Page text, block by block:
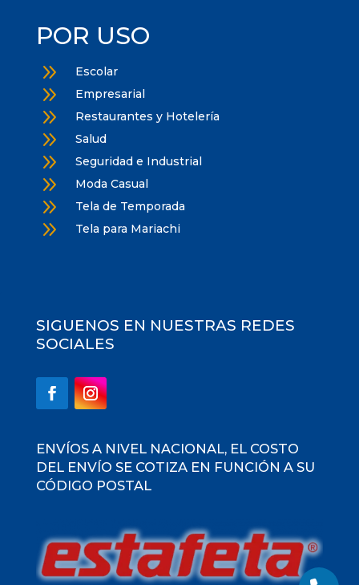
POR USO
9 Escolar
9 Empresarial
9 Restaurantes y Hotelería
9 Salud
9 Seguridad e Industrial
9 Moda Casual
9 Tela de Temporada
9 Tela para Mariachi
SIGUENOS EN NUESTRAS REDES
SOCIALES
ENVÍOS A NIVEL NACIONAL, EL COSTO
DEL ENVÍO SE COTIZA EN FUNCIÓN A SU
CÓDIGO POSTAL